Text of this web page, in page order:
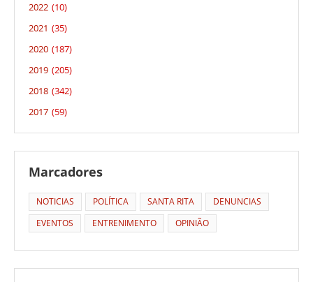
2022 (10)
2021 (35)
2020 (187)
2019 (205)
2018 (342)
2017 (59)
Marcadores
NOTICIAS POLÍTICA SANTA RITA
DENUNCIAS
EVENTOS
ENTRENIMENTO OPINIÃO